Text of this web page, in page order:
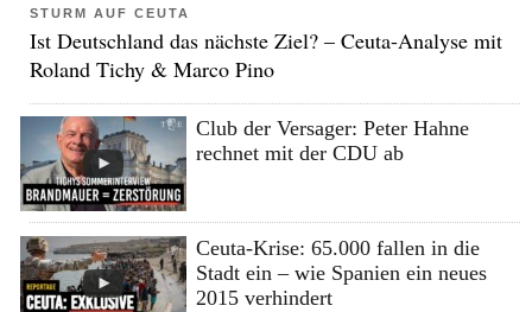
STURM AUF CEUTA
Ist Deutschland das nächste Ziel? – Ceuta-Analyse mit
Roland Tichy & Marco Pino
Club der Versager: Peter Hahne
rechnet mit der CDU ab
Ceuta-Krise: 65.000 fallen in die
Stadt ein – wie Spanien ein neues
2015 verhindert